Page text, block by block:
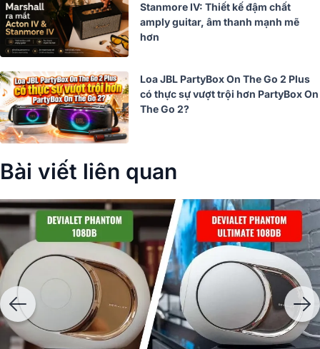
Stanmore IV: Thiết kế đậm chất
amply guitar, âm thanh mạnh mẽ
hơn
Loa JBL PartyBox On The Go 2 Plus
có thực sự vượt trội hơn PartyBox On
The Go 2?
Bài viết liên quan